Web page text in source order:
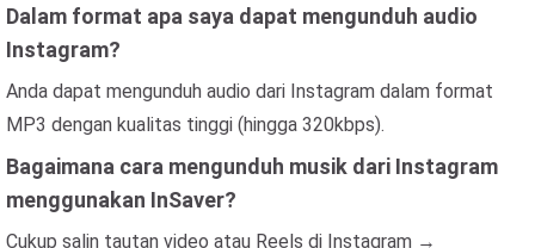
Dalam format apa saya dapat mengunduh audio
Instagram?
Anda dapat mengunduh audio dari Instagram dalam format
MP3 dengan kualitas tinggi (hingga 320kbps).
Bagaimana cara mengunduh musik dari Instagram
menggunakan InSaver?
Cukup salin tautan video atau Reels di Instagram →